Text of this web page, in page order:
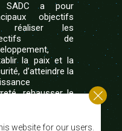
SADC a pour
objectifs
réaliser les
de
la paix et la
d’atteindre la
rehausser le
de l’Afrique
sociaux par le
de principes
website for our users.